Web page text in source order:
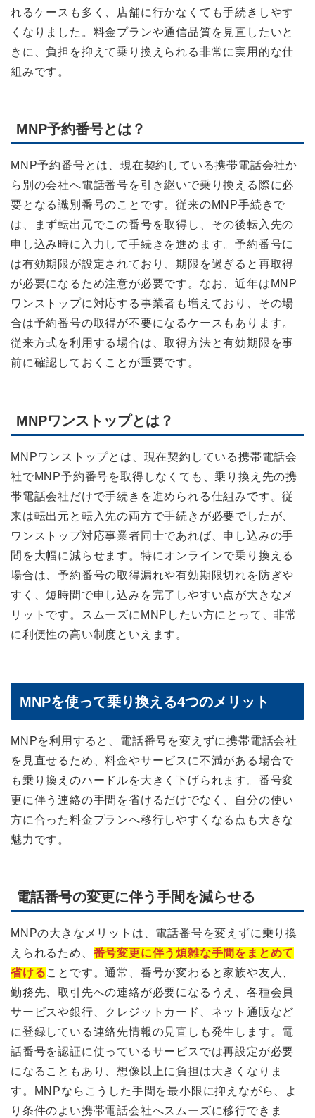
れるケースも多く、店舗に行かなくても手続きしやす
くなりました。料金プランや通信品質を見直したいと
きに、負担を抑えて乗り換えられる非常に実用的な仕
組みです。
MNP予約番号とは？
MNP予約番号とは、現在契約している携帯電話会社か
ら別の会社へ電話番号を引き継いで乗り換える際に必
要となる識別番号のことです。従来のMNP手続きで
は、まず転出元でこの番号を取得し、その後転入先の
申し込み時に入力して手続きを進めます。予約番号に
は有効期限が設定されており、期限を過ぎると再取得
が必要になるため注意が必要です。なお、近年はMNP
ワンストップに対応する事業者も増えており、その場
合は予約番号の取得が不要になるケースもあります。
従来方式を利用する場合は、取得方法と有効期限を事
前に確認しておくことが重要です。
MNPワンストップとは？
MNPワンストップとは、現在契約している携帯電話会
社でMNP予約番号を取得しなくても、乗り換え先の携
帯電話会社だけで手続きを進められる仕組みです。従
来は転出元と転入先の両方で手続きが必要でしたが、
ワンストップ対応事業者同士であれば、申し込みの手
間を大幅に減らせます。特にオンラインで乗り換える
場合は、予約番号の取得漏れや有効期限切れを防ぎや
すく、短時間で申し込みを完了しやすい点が大きなメ
リットです。スムーズにMNPしたい方にとって、非常
に利便性の高い制度といえます。
MNPを使って乗り換える4つのメリット
MNPを利用すると、電話番号を変えずに携帯電話会社
を見直せるため、料金やサービスに不満がある場合で
も乗り換えのハードルを大きく下げられます。番号変
更に伴う連絡の手間を省けるだけでなく、自分の使い
方に合った料金プランへ移行しやすくなる点も大きな
魅力です。
電話番号の変更に伴う手間を減らせる
MNPの大きなメリットは、電話番号を変えずに乗り換
えられるため、 番号変更に伴う煩雑な手間をまとめて
省けることです。通常、番号が変わると家族や友人、
勤務先、取引先への連絡が必要になるうえ、各種会員
サービスや銀行、クレジットカード、ネット通販など
に登録している連絡先情報の見直しも発生します。電
話番号を認証に使っているサービスでは再設定が必要
になることもあり、想像以上に負担は大きくなりま
す。MNPならこうした手間を最小限に抑えながら、よ
り条件のよい携帯電話会社へスムーズに移行できま